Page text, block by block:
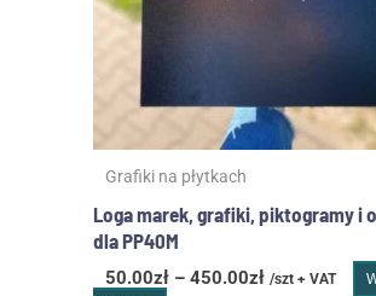
Grafiki na płytkach
Loga marek, grafiki, piktogramy i
dla PP40M
50.00zł – 450.00zł /szt + VAT